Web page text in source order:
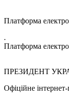
Платформа
.
Платформа
ПРЕЗИДЕНТ
Офіційне